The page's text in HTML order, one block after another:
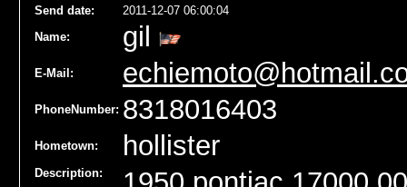
Send date:
2011-12-07 06:00:04
Name: gil
E-Mail:
PhoneNumber: 8318016403
Hometown: hollister
Description: